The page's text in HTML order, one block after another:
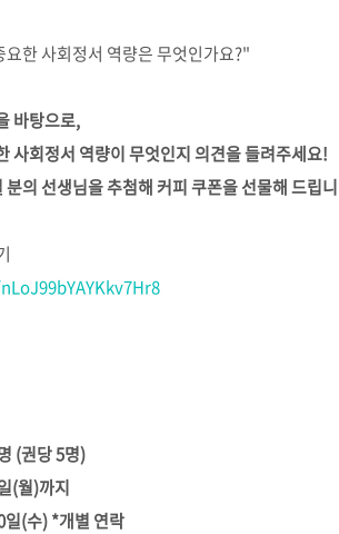
한 사회정서 역량은 무엇인가요?"
바탕으로,
사회정서 역량이 무엇인지 의견을 들려주세요!
의 선생님을 추첨해 커피 쿠폰을 선물해 드립
(권당 5명)
(월)까지
(수) *개별 연락